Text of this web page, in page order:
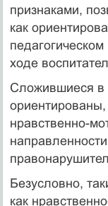
признаками,
как
ходе
Сложившиеся в
нравственно-
Безусловно,
как